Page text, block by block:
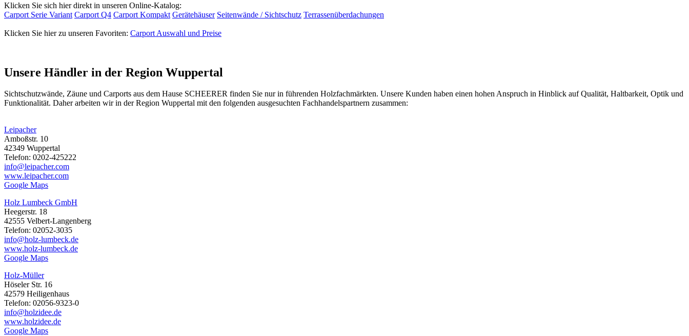
Klicken Sie sich hier direkt in unseren Online-Katalog:
Carport Serie Variant Carport Q4 Carport Kompakt Gerätehäuser Seitenwände / Sichtschutz Terrassenüberdachungen
Klicken Sie hier zu unseren Favoriten: Carport Auswahl und Preise
Unsere Händler in der Region Wuppertal
Sichtschutzwände, Zäune und Carports aus dem Hause SCHEERER finden Sie nur in führenden Holzfachmärkten. Unsere Kunden haben einen hohen Anspruch in Hinblick auf Qualität, Haltbarkeit, Optik und
Funktionalität. Daher arbeiten wir in der Region Wuppertal mit den folgenden ausgesuchten Fachhandelspartnern zusammen:
Leipacher
Amboßstr. 10
42349 Wuppertal
Telefon: 0202-425222
info@leipacher.com
www.leipacher.com
Google Maps
Holz Lumbeck GmbH
Heegerstr. 18
42555 Velbert-Langenberg
Telefon: 02052-3035
info@holz-lumbeck.de
www.holz-lumbeck.de
Google Maps
Holz-Müller
Höseler Str. 16
42579 Heiligenhaus
Telefon: 02056-9323-0
info@holzidee.de
www.holzidee.de
Google Maps